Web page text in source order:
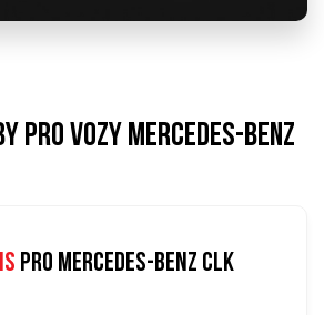
pro vozy mercedes-benz
pro mercedes-benz clk